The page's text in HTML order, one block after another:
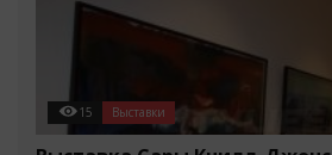
15 Выставки